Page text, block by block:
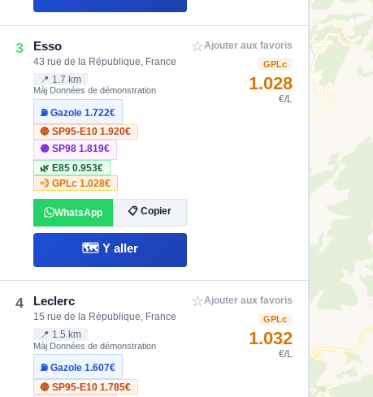
3 Esso
43 rue de la République, France
📍 1.7 km
Màj Données de démonstration
⛽ Gazole1.722€
🔴 SP95-E101.920€
🟣 SP981.819€
🌿 E850.953€
💨 GPLc1.028€
WhatsApp 📋 Copier
🗺️ Y aller
☆Ajouter aux favoris
GPLc
1.028
€/L
4 Leclerc
15 rue de la République, France
📍 1.5 km
Màj Données de démonstration
⛽ Gazole1.607€
🔴 SP95-E101.785€
☆Ajouter aux favoris
GPLc
1.032
€/L